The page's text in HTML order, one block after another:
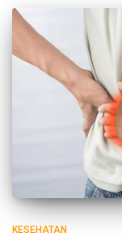
KESEHATAN